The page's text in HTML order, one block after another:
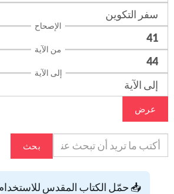
الإصحاح
من الآية
إلى الآية
عرض
بحث
📥 حمّل الكتاب المقدس